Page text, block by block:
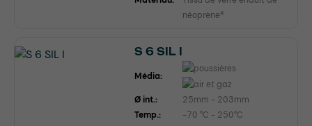
néoprène®
S 6 SIL I
Média:
Ø int.:
25mm - 203mm
Temp.:
-70 °C - 250°C